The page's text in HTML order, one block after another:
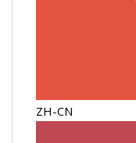
ZH-CN